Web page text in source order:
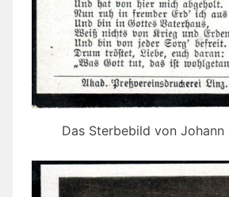
Das Sterbebild von Johann